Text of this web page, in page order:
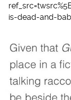
is-dead-and-